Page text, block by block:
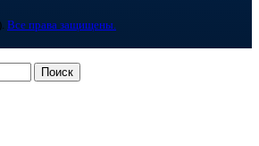
Все права защищены.
Поиск